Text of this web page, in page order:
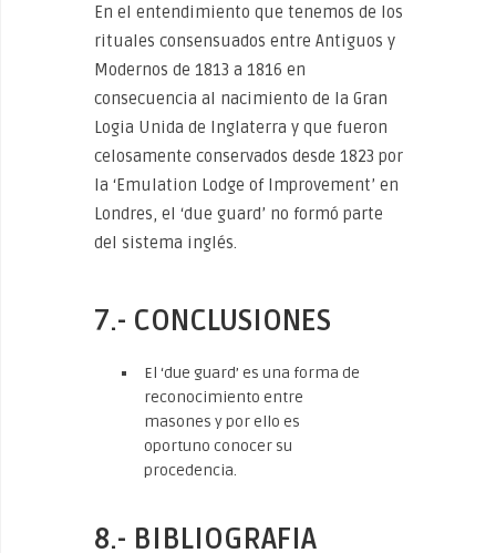
En el entendimiento que tenemos de los
rituales consensuados entre Antiguos y
Modernos de 1813 a 1816 en
consecuencia al nacimiento de la Gran
Logia Unida de Inglaterra y que fueron
celosamente conservados desde 1823 por
la ‘Emulation Lodge of Improvement’ en
Londres, el ‘due guard’ no formó parte
del sistema inglés.
7.- CONCLUSIONES
El ‘due guard’ es una forma de
reconocimiento entre
masones y por ello es
oportuno conocer su
procedencia.
8.- BIBLIOGRAFIA